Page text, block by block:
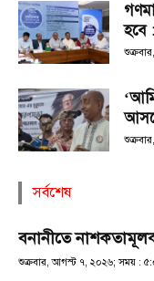
হবে :
সর্বশেষ
বনানীতে
শুক্রবার, আগস্ট ৭, ২০২৬; সময় :